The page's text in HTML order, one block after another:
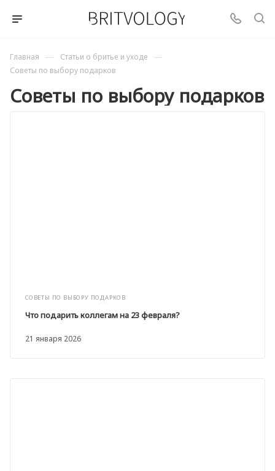
Главная — Статьи о бритье и уходе —
Советы по выбору подарков
Советы по выбору подарков
СОВЕТЫ ПО ВЫБОРУ ПОДАРКОВ
21 января 2026
Что подарить коллегам на 23 февраля?